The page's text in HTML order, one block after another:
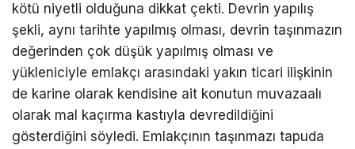
kötü niyetli olduğuna dikkat çekti. Devrin yapılış
şekli, aynı tarihte yapılmış olması, devrin taşınmazın
değerinden çok düşük yapılmış olması ve
yükleniciyle emlakçı arasındaki yakın ticari ilişkinin
de karine olarak kendisine ait konutun muvazaalı
olarak mal kaçırma kastıyla devredildiğini
gösterdiğini söyledi. Emlakçının taşınmazı tapuda